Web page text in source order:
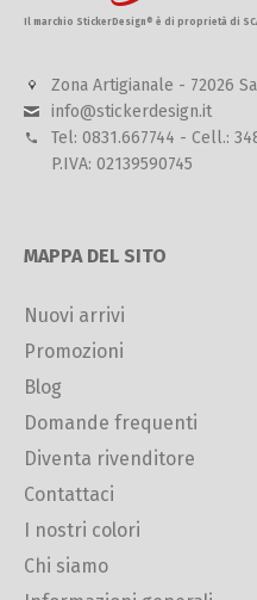
Il marchio StickerDesign® è di proprietà di
Zona Artigianale - 72026
info@stickerdesign.it
Tel: 0831.667744 - Cell.:
P.IVA: 02139590745
MAPPA DEL SITO
Nuovi arrivi
Promozioni
Blog
Domande frequenti
Diventa rivenditore
Contattaci
I nostri colori
Chi siamo